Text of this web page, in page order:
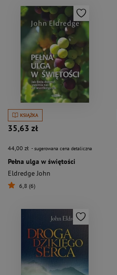
KSIĄŻKA
35,63 zł
44,00 zł - sugerowana cena detaliczna
Pełna ulga w świętości
Eldredge John
6,8 (6)